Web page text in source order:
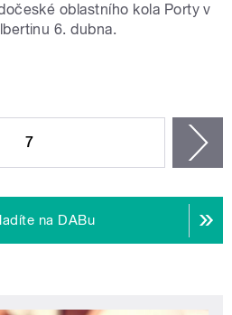
oblastního kola Porty v
6. dubna.
7
na DABu